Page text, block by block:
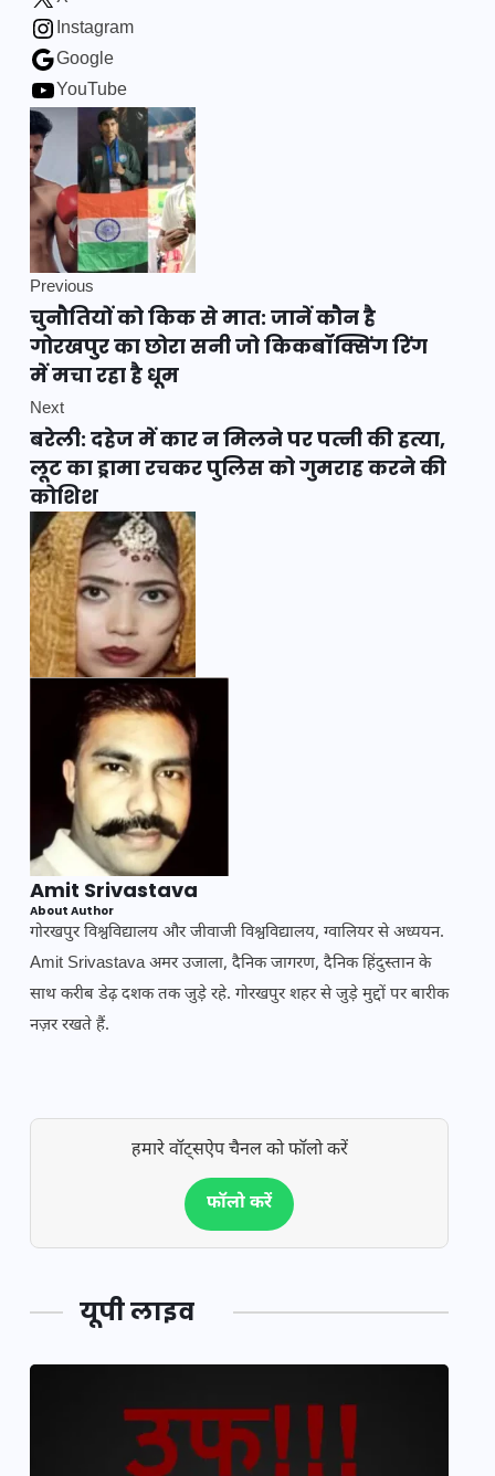
Instagram
Google
YouTube
Previous
चुनौतियों को किक से मात: जानें कौन है
गोरखपुर का छोरा सनी जो किकबॉक्सिंग रिंग
में मचा रहा है धूम
Next
बरेली: दहेज में कार न मिलने पर पत्नी की हत्या,
लूट का ड्रामा रचकर पुलिस को गुमराह करने की
कोशिश
Amit Srivastava
About Author
गोरखपुर विश्वविद्यालय और जीवाजी विश्वविद्यालय, ग्वालियर से अध्ययन.
Amit Srivastava अमर उजाला, दैनिक जागरण, दैनिक हिंदुस्तान के
साथ करीब डेढ़ दशक तक जुड़े रहे. गोरखपुर शहर से जुड़े मुद्दों पर बारीक
नज़र रखते हैं.
हमारे वॉट्सऐप चैनल को फॉलो करें
फॉलो करें
यूपी लाइव